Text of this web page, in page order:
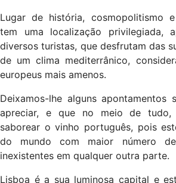
Lugar de história, cosmopolitismo
tem uma localização privilegiada,
diversos turistas, que desfrutam das
de um clima mediterrânico,
europeus mais amenos.
Deixamos-lhe alguns apontamentos
apreciar, e que no meio de tudo,
saborear o vinho português, pois
do mundo com maior número de
inexistentes em qualquer outra parte.
Lisboa é a sua luminosa capital e